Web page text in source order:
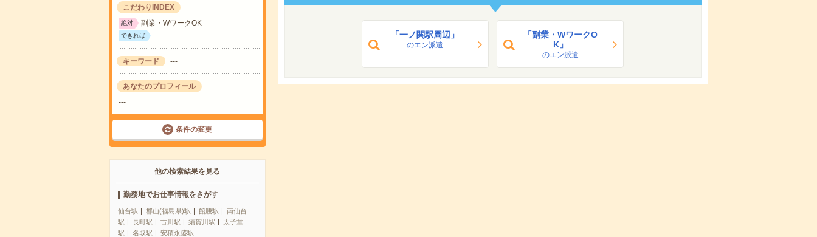
こだわりINDEX
絶対 副業・WワークOK
できれば ---
キーワード ---
あなたのプロフィール
---
条件の変更
他の検索結果を見る
勤務地でお仕事情報をさがす
仙台駅 郡山(福島県)駅 館腰駅
南仙台
駅
長町駅 古川駅 須賀川駅
太子堂
駅
名取駅 安積永盛駅
「一ノ関駅周辺」
のエン派遣
「副業・WワークO
K」
のエン派遣